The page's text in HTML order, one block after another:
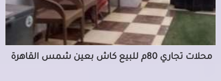
محلات تجاري 80م للبيع كاش بعين شمس القاهرة